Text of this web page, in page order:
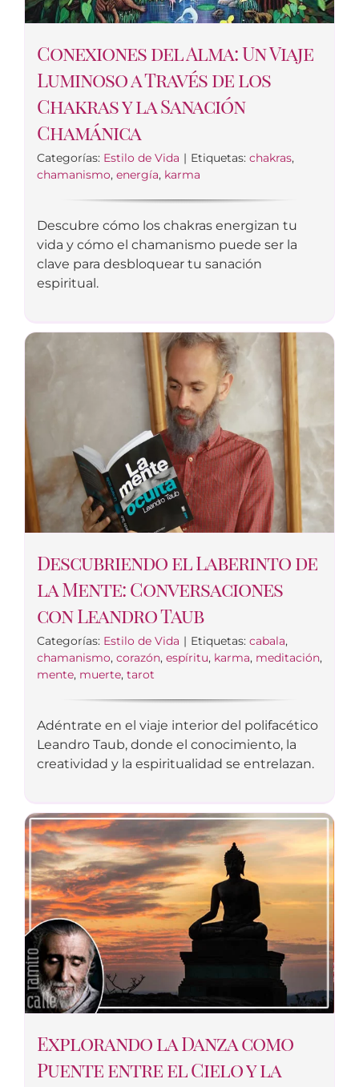
Conexiones del Alma: Un Viaje
Luminoso a Través de los
Chakras y la Sanación
Chamánica
Categorías: Estilo de Vida | Etiquetas: chakras,
chamanismo, energía, karma
Descubre cómo los chakras energizan tu
vida y cómo el chamanismo puede ser la
clave para desbloquear tu sanación
espiritual.
Descubriendo el Laberinto de
la Mente: Conversaciones
con Leandro Taub
Categorías: Estilo de Vida | Etiquetas: cabala,
chamanismo, corazón, espíritu, karma, meditación,
mente, muerte, tarot
Adéntrate en el viaje interior del polifacético
Leandro Taub, donde el conocimiento, la
creatividad y la espiritualidad se entrelazan.
Explorando la Danza como
Puente entre el Cielo y la